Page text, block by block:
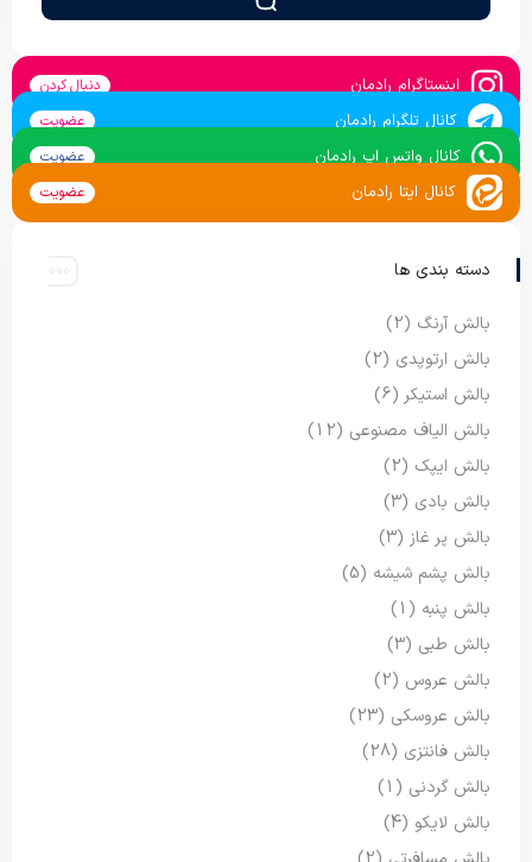
اینستاگرام رادمان دنبال کردن
کانال تلگرام رادمان عضویت
کانال واتس اپ رادمان عضویت
کانال ایتا رادمان عضویت
دسته بندی ها
بالش آرنگ (2)
بالش ارتوپدی (2)
بالش استیکر (6)
بالش الیاف مصنوعی (12)
بالش ایپک (2)
بالش بادی (3)
بالش پر غاز (3)
بالش پشم شیشه (5)
بالش پنبه (1)
بالش طبی (3)
بالش عروس (2)
بالش عروسکی (23)
بالش فانتزی (28)
بالش گردنی (1)
بالش لایکو (4)